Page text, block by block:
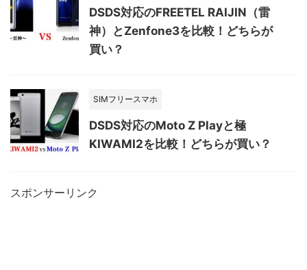
DSDS対応のFREETEL RAIJIN（雷
神）とZenfone3を比較！どちらが
買い？
SIMフリースマホ
DSDS対応のMoto Z Playと極
KIWAMI2を比較！どちらが買い？
スポンサーリンク